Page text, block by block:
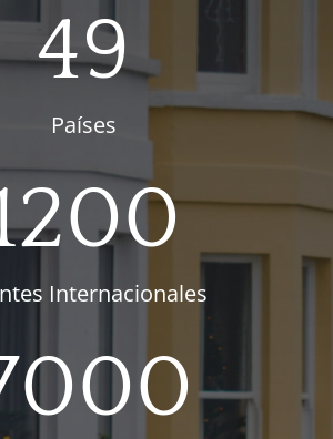
49
Países
Internacionales